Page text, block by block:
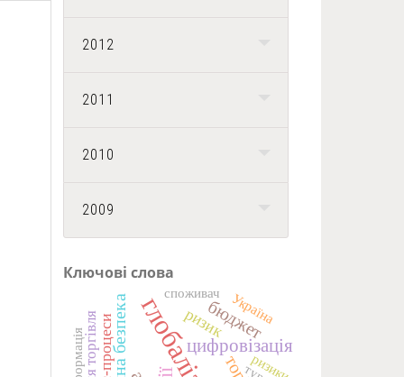
2012
2011
2010
2009
Ключові слова
цифровізація
бюджет
ризикУкраїна
ризики
споживач
інформація